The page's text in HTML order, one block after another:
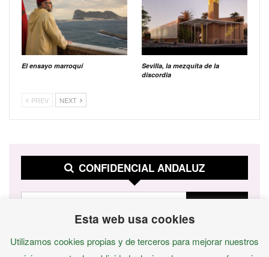
El ensayo marroquí
Sevilla, la mezquita de la
discordia
PREV NEXT
CONFIDENCIAL ANDALUZ
Esta web usa cookies
Utilizamos cookies propias y de terceros para mejorar nuestros